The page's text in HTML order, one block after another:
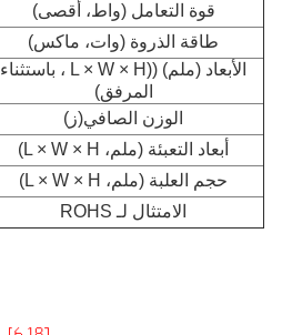
قوة التعامل (واط، أقصى)
طاقة الذروة (وات، ماكس)
الأبعاد (ملم) ((L × W × H ، باستثناء
المرفق)
الوزن الصافي(ز)
أبعاد التعبئة (ملم، L × W × H)
حجم العلبة (ملم، L × W × H)
الامتثال لـ ROHS